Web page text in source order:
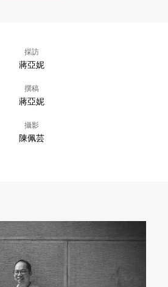
採訪
蔣亞妮
撰稿
蔣亞妮
攝影
陳佩芸